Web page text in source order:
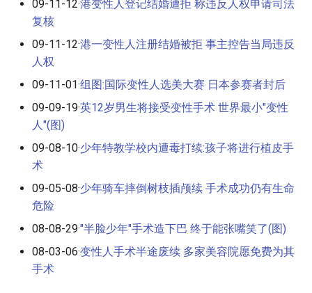
09-11-12·港变性人登记结婚遭拒 称违反人权申请司法
复核
09-11-12·港一变性人注册结婚被拒 事主控告当局违反
人权
09-11-01·组图:国际变性人选美大赛 日本参赛者封后
09-09-19·英12岁男生将接受变性手术 世界最小"变性
人"(图)
09-08-10·少年特教学校内遭毒打续:孩子将进行植皮手
术
09-05-08·少年骑车摔倒树枝插颅续 手术成功仍有生命
危险
08-08-29·"半脸少年"手术造下巴 终于能张嘴笑了(图)
08-03-06·变性人手术半途废续 多家美容院愿免费为其
手术